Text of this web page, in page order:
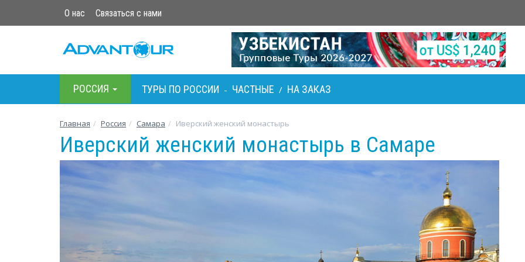
О нас Связаться с нами
РОСCИЯ ТУРЫ ПО РОСCИИ - ЧАСТНЫЕ / НА ЗАКАЗ
Главная Росcия Самара Иверский женский монастырь
Иверский женский монастырь в Самаре